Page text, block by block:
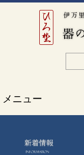
メニュー